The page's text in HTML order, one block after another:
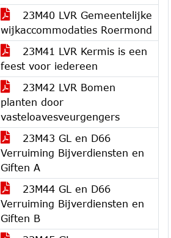
23M40 LVR Gemeentelijke
wijkaccommodaties Roermond
23M41 LVR Kermis is een
feest voor iedereen
23M42 LVR Bomen
planten door
vasteloavesveurgengers
23M43 GL en D66
Verruiming Bijverdiensten en
Giften A
23M44 GL en D66
Verruiming Bijverdiensten en
Giften B